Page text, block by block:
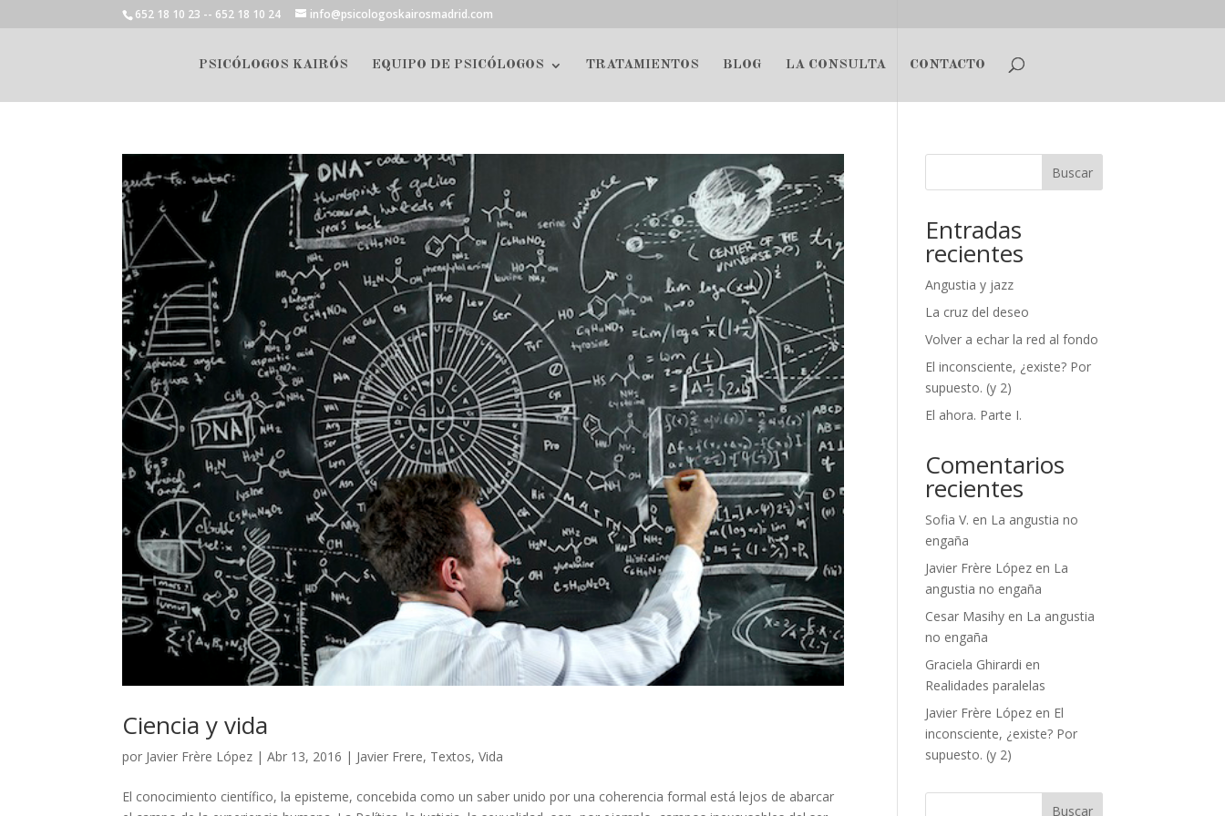
652 18 10 23 -- 652 18 10 24 info@psicologoskairosmadrid.com
PSICÓLOGOS KAIRÓS EQUIPO DE PSICÓLOGOS TRATAMIENTOS BLOG LA CONSULTA CONTACTO
Ciencia y vida
por Javier Frère López |Abr 13, 2016 | Javier Frere, Textos,Vida
El conocimiento científico, la episteme, concebida como un saber unido por una coherencia formal está lejos de abarcar
Buscar
Entradas
recientes
Angustia y jazz
La cruz del deseo
Volver a echar la red al fondo
El inconsciente, ¿existe? Por
supuesto. (y 2)
El ahora. Parte I.
Comentarios
recientes
Sofia V. en La angustia no
engaña
Javier Frère López en La
angustia no engaña
Cesar Masihy en La angustia
no engaña
Graciela Ghirardi en
Realidades paralelas
Javier Frère López en El
inconsciente, ¿existe? Por
supuesto. (y 2)